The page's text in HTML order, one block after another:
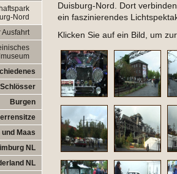
Nord
Ausfahrt
Schlösser
Burgen
Maas
NL
NL
Duisburg-Nord. Dort
ein faszinierendes
Klicken Sie auf ein Bild, um